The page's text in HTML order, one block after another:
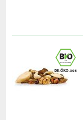
DE-ÖKO-003